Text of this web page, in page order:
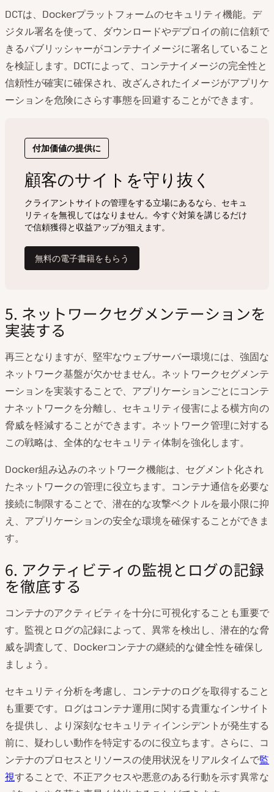
DCTは、Dockerプラットフォームのセキュリティ機能。デ
ジタル署名を使って、ダウンロードやデプロイの前に信頼で
きるパブリッシャーがコンテナイメージに署名していること
を検証します。DCTによって、コンテナイメージの完全性と
信頼性が確実に確保され、改ざんされたイメージがアプリケ
ーションを危険にさらす事態を回避することができます。
5. ネットワークセグメンテーションを
実装する
再三となりますが、堅牢なウェブサーバー環境には、強固な
ネットワーク基盤が欠かせません。ネットワークセグメンテ
ーションを実装することで、アプリケーションごとにコンテ
ナネットワークを分離し、セキュリティ侵害による横方向の
脅威を軽減することができます。ネットワーク管理に対する
この戦略は、全体的なセキュリティ体制を強化します。
Docker組み込みのネットワーク機能は、セグメント化され
たネットワークの管理に役立ちます。コンテナ通信を必要な
接続に制限することで、潜在的な攻撃ベクトルを最小限に抑
え、アプリケーションの安全な環境を確保することができま
す。
6. アクティビティの監視とログの記録
を徹底する
コンテナのアクティビティを十分に可視化することも重要で
す。監視とログの記録によって、異常を検出し、潜在的な脅
威を調査して、Dockerコンテナの継続的な健全性を確保し
ましょう。
セキュリティ分析を考慮し、コンテナのログを取得すること
も重要です。ログはコンテナ運用に関する貴重なインサイト
を提供し、より深刻なセキュリティインシデントが発生する
前に、疑わしい動作を特定するのに役立ちます。さらに、コ
ンテナのプロセスとリソースの使用状況をリアルタイムで監
視することで、不正アクセスや悪意のある行動を示す異常な